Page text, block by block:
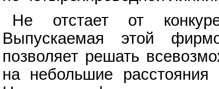
Не отстает от
Выпускаемая этой
позволяет решать
на небольшие